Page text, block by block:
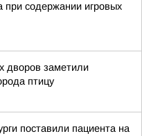
при содержании игровых
дворов заметили
птицу
поставили пациента на